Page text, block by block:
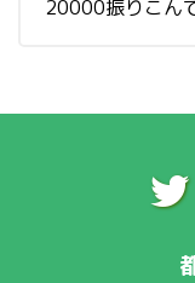
20000振りこん